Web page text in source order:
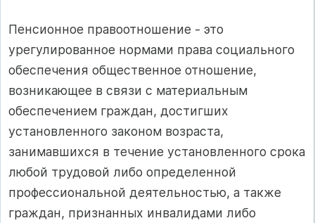
Пенсионное правоотношение - это
урегулированное нормами права социального
обеспечения общественное отношение,
возникающее в связи с материальным
обеспечением граждан, достигших
установленного законом возраста,
занимавшихся в течение установленного срока
любой трудовой либо определенной
профессиональной деятельностью, а также
граждан, признанных инвалидами либо